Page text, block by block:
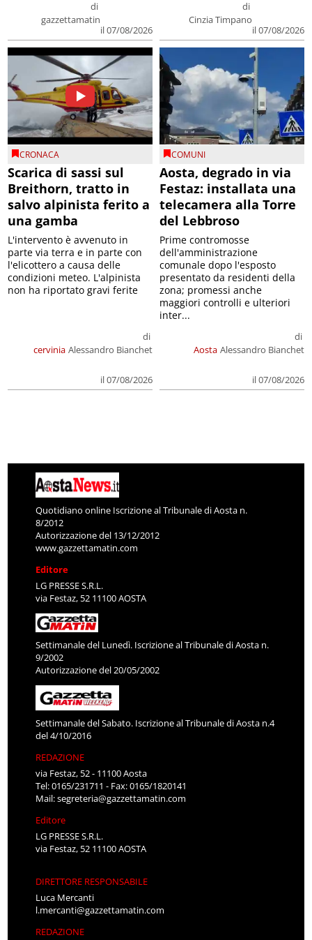
di
gazzettamatin
il 07/08/2026
di
Cinzia Timpano
il 07/08/2026
CRONACA
Scarica di sassi sul
Breithorn, tratto in
salvo alpinista ferito a
una gamba
cervinia
di
Alessandro Bianchet
il 07/08/2026
L'intervento è avvenuto in
parte via terra e in parte con
l'elicottero a causa delle
condizioni meteo. L'alpinista
non ha riportato gravi ferite
COMUNI
Aosta, degrado in via
Festaz: installata una
telecamera alla Torre
del Lebbroso
Aosta
di
Alessandro Bianchet
il 07/08/2026
Prime contromosse
dell'amministrazione
comunale dopo l'esposto
presentato da residenti della
zona; promessi anche
maggiori controlli e ulteriori
inter...
Quotidiano online Iscrizione al Tribunale di Aosta n.
8/2012
Autorizzazione del 13/12/2012
www.gazzettamatin.com
Editore
LG PRESSE S.R.L.
via Festaz, 52 11100 AOSTA
Settimanale del Lunedì. Iscrizione al Tribunale di Aosta n.
9/2002
Autorizzazione del 20/05/2002
Settimanale del Sabato. Iscrizione al Tribunale di Aosta n.4
del 4/10/2016
REDAZIONE
via Festaz, 52 - 11100 Aosta
Tel: 0165/231711 - Fax: 0165/1820141
Mail:segreteria@gazzettamatin.com
Editore
LG PRESSE S.R.L.
via Festaz, 52 11100 AOSTA
DIRETTORE RESPONSABILE
Luca Mercanti
l.mercanti@gazzettamatin.com
REDAZIONE